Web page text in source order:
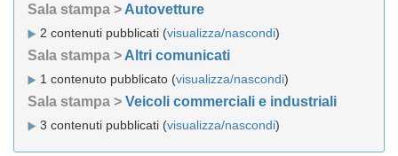
Sala stampa > Autovetture
2 contenuti pubblicati (visualizza/nascondi)
Sala stampa > Altri comunicati
1 contenuto pubblicato (visualizza/nascondi)
Sala stampa > Veicoli commerciali e industriali
3 contenuti pubblicati (visualizza/nascondi)